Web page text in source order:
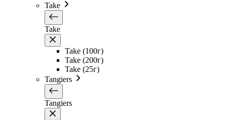
Take
Take
Take (100г)
Take (200г)
Take (25г)
Tangiers
Tangiers